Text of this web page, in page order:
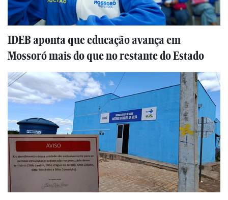
IDEB aponta que educação avança em
Mossoró mais do que no restante do Estado